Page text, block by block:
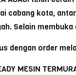
cabang kota,
Selain
dengan order
MESIN